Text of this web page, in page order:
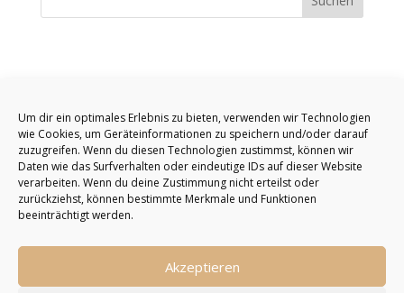
Um dir ein optimales Erlebnis zu bieten, verwenden wir Technologien
wie Cookies, um Geräteinformationen zu speichern und/oder darauf
zuzugreifen. Wenn du diesen Technologien zustimmst, können wir
Daten wie das Surfverhalten oder eindeutige IDs auf dieser Website
verarbeiten. Wenn du deine Zustimmung nicht erteilst oder
zurückziehst, können bestimmte Merkmale und Funktionen
beeinträchtigt werden.
Akzeptieren